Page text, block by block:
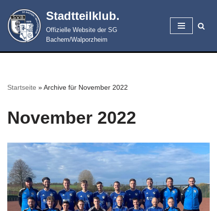
Zum
Inhalt
Stadtteilklub.
Offizielle Website der SG
Bachem/Walporzheim
Startseite »Archive für November 2022
November 2022